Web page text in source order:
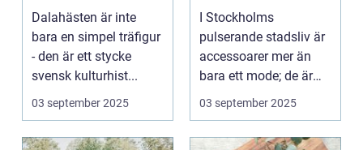
Sveriges
kulturhistoria.
Dalahästen är inte
bara en simpel träfigur
- den är ett stycke
svensk kulturhist...
03 september 2025
I Stockholms
pulserande stadsliv är
accessoarer mer än
bara ett mode; de är
uttryck f...
03 september 2025